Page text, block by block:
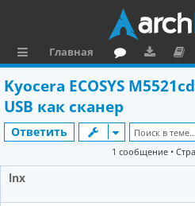
ы
л
и
Главная
м
зк
и
м
е
н
Kyocera ECOSYS
USB как сканер
Ответить
1 сообщение •
lnx